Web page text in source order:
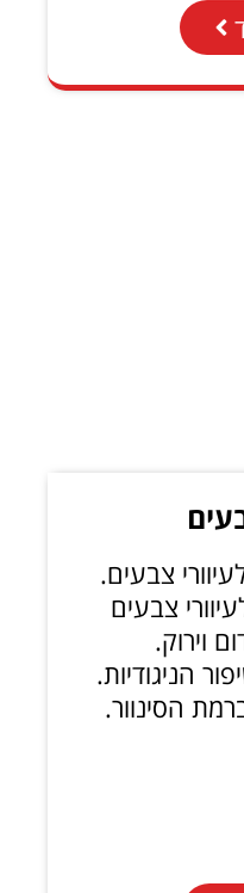
צבעים.
צבעים
וירוק.
הניגודיות.
הסינוור.